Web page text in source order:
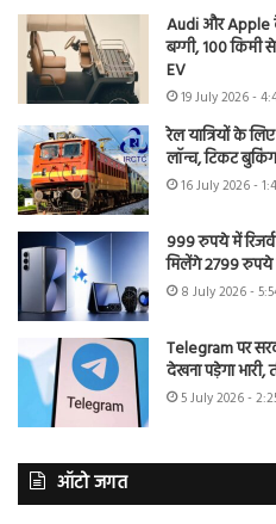
Audi और Apple के
बग्गी, 100 किमी
EV
19 July 2026 -
रेल यात्रियों के
लॉन्च, टिकट
16 July 2026 -
999 रुपये में
मिलेंगे 2799
8 July 2026 -
Telegram पर
देखना पड़ेगा भारी,
5 July 2026 -
ऑटो जगत